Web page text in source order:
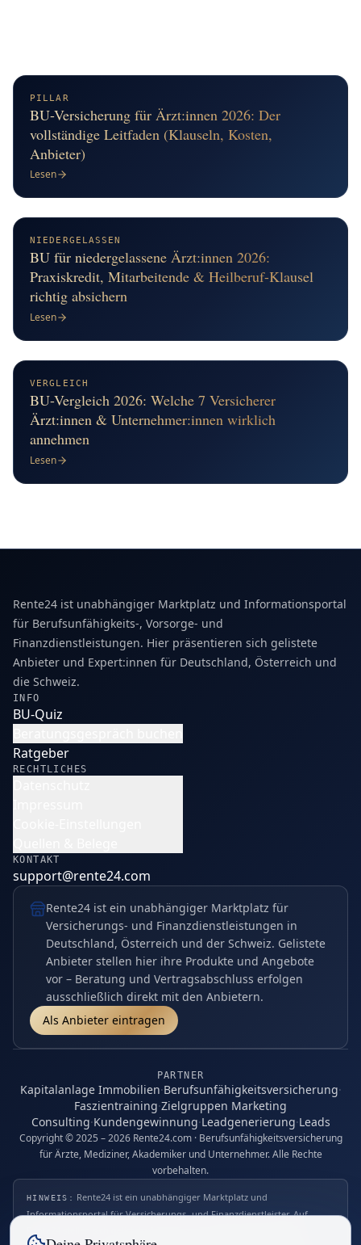
PILLAR
BU-Versicherung für Ärzt:innen 2026: Der
vollständige Leitfaden (Klauseln, Kosten,
Anbieter)
Lesen
NIEDERGELASSEN
BU für niedergelassene Ärzt:innen 2026:
Praxiskredit, Mitarbeitende & Heilberuf-Klausel
richtig absichern
Lesen
VERGLEICH
BU-Vergleich 2026: Welche 7 Versicherer
Ärzt:innen & Unternehmer:innen wirklich
annehmen
Lesen
Rente24 ist unabhängiger Marktplatz und Informationsportal
für Berufsunfähigkeits-, Vorsorge- und
Finanzdienstleistungen. Hier präsentieren sich gelistete
Anbieter und Expert:innen für Deutschland, Österreich und
die Schweiz.
INFO
BU-Quiz
Ratgeber
RECHTLICHES
KONTAKT
support@rente24.com
Rente24 ist ein unabhängiger Marktplatz für
Versicherungs- und Finanzdienstleistungen in
Deutschland, Österreich und der Schweiz. Gelistete
Anbieter stellen hier ihre Produkte und Angebote
vor – Beratung und Vertragsabschluss erfolgen
ausschließlich direkt mit den Anbietern.
Als Anbieter eintragen
PARTNER
Kapitalanlage Immobilien·Berufsunfähigkeitsversicherung·
Faszientraining·Zielgruppen Marketing
Consulting·Kundengewinnung·Leadgenerierung·Leads
Copyright © 2025 – 2026 Rente24.com · Berufsunfähigkeitsversicherung
für Ärzte, Mediziner, Akademiker und Unternehmer. Alle Rechte
vorbehalten.
HINWEIS:
Rente24 ist ein unabhängiger Marktplatz und
Informationsportal für Versicherungs- und Finanzdienstleister. Auf